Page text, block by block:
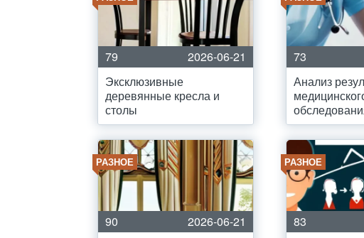
79
2026-06-21
Эксклюзивные
деревянные кресла и
столы
73
Анализ
РАЗНОЕ
90 2026-06-21
РАЗНОЕ
83